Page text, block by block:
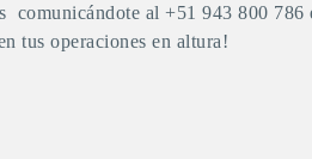
comunicándote al +51 943 800 786
tus operaciones en altura!